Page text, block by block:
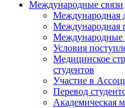
Международные связи
Международная
Международная
Международные
Условия
Медицинское
студентов
Участие в
Перевод
Академическая